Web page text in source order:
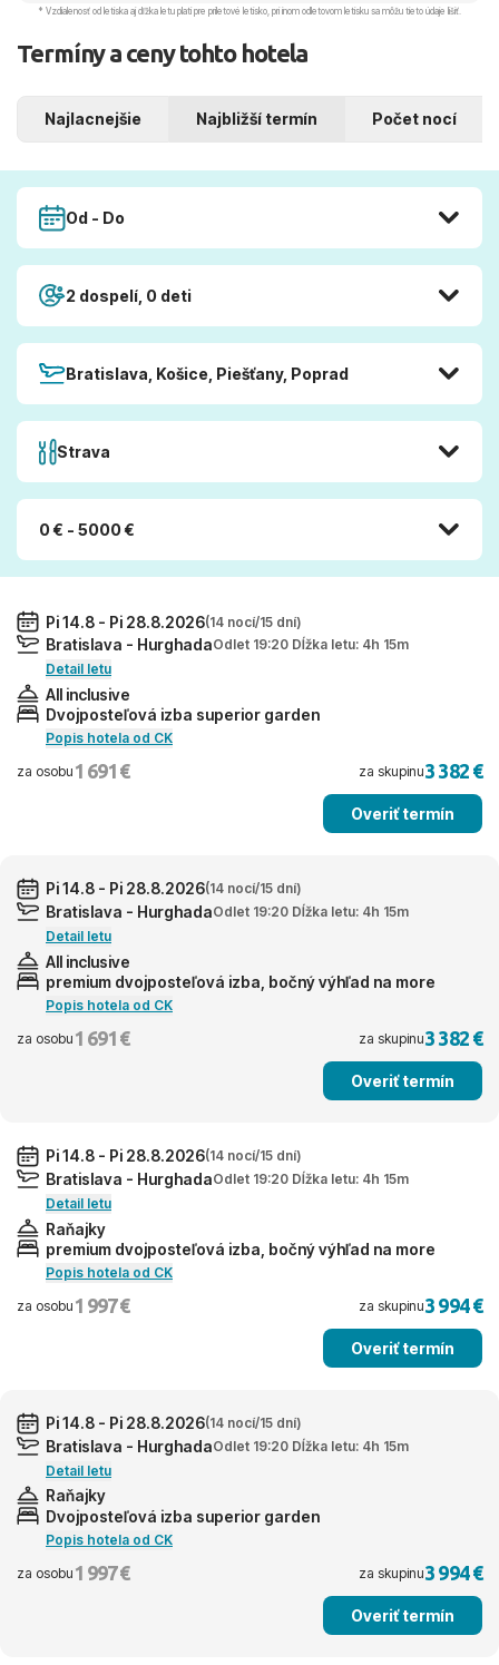
* Vzdialenosť od letiska aj dľžka letu platí pre príletové letisko, pri inom odletovom letisku sa môžu tieto údaje líšiť.
Termíny a ceny tohto hotela
Najlacnejšie Najbližší termín Počet nocí
Od - Do
2 dospelí, 0 deti
Bratislava, Košice, Piešťany, Poprad
Strava
0 € - 5000 €
Pi 14.8 - Pi 28.8.2026(14 nocí/15 dní)
Bratislava - HurghadaOdlet 19:20 Dĺžka letu: 4h 15m
Detail letu
All inclusive
Dvojposteľová izba superior garden
Popis hotela od CK
za osobu 1 691 € za skupinu3 382 €
Overiť termín
Pi 14.8 - Pi 28.8.2026(14 nocí/15 dní)
Bratislava - HurghadaOdlet 19:20 Dĺžka letu: 4h 15m
Detail letu
All inclusive
premium dvojposteľová izba, bočný výhľad na more
Popis hotela od CK
za osobu 1 691 € za skupinu3 382 €
Overiť termín
Pi 14.8 - Pi 28.8.2026(14 nocí/15 dní)
Bratislava - HurghadaOdlet 19:20 Dĺžka letu: 4h 15m
Detail letu
Raňajky
premium dvojposteľová izba, bočný výhľad na more
Popis hotela od CK
za osobu 1 997 € za skupinu3 994 €
Overiť termín
Pi 14.8 - Pi 28.8.2026(14 nocí/15 dní)
Bratislava - HurghadaOdlet 19:20 Dĺžka letu: 4h 15m
Detail letu
Raňajky
Dvojposteľová izba superior garden
Popis hotela od CK
za osobu 1 997 € za skupinu3 994 €
Overiť termín